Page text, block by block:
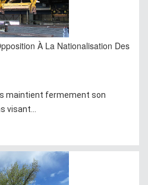
À La Nationalisation Des
maintient fermement son
visant...